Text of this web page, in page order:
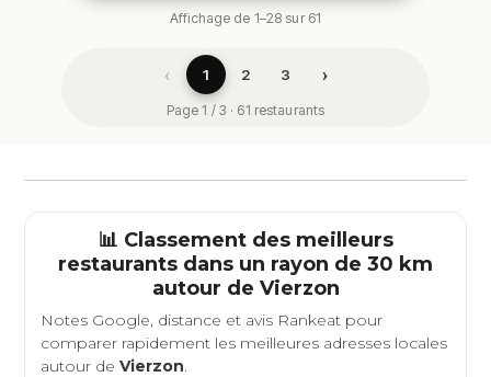
Affichage de 1–28 sur 61
‹ 1 2 3 ›
Page 1 / 3 · 61 restaurants
📊 Classement des meilleurs
restaurants dans un rayon de 30 km
autour de Vierzon
Notes Google, distance et avis Rankeat pour
comparer rapidement les meilleures adresses locales
autour deVierzon.